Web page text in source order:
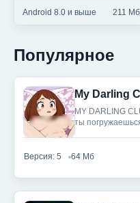
Android 8.0 и выше 211 Мб
Популярное
My Darling
MY DARLING
ты
Версия: 5 64 Мб